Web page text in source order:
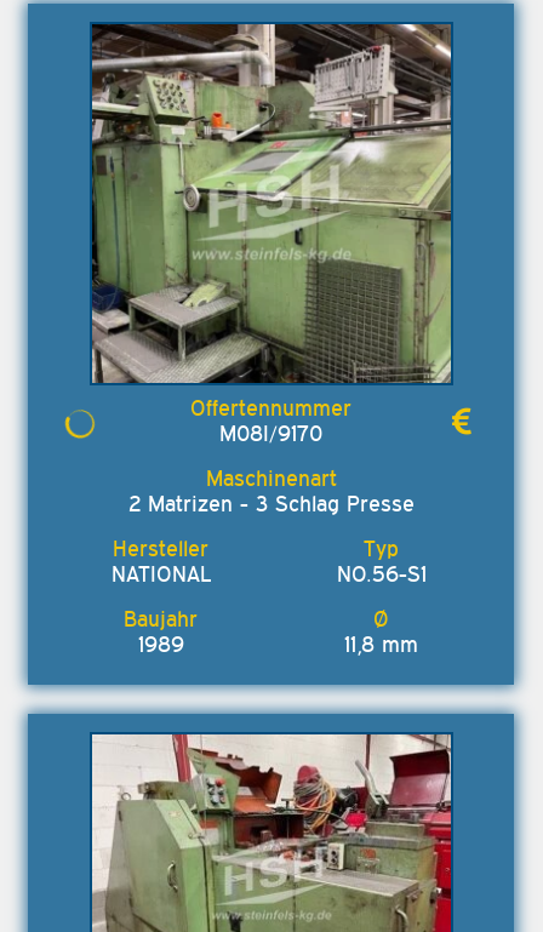
M08I/9170
2 Matrizen - 3 Schlag Presse
NATIONAL NO.56-S1
1989 11,8 mm